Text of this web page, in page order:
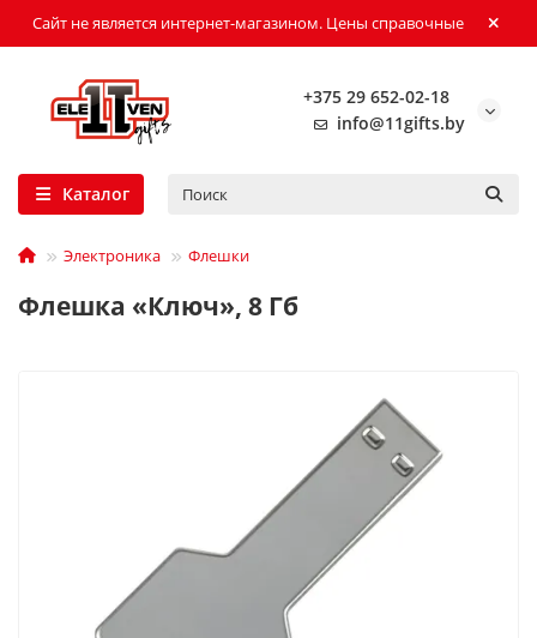
Сайт не является интернет-магазином. Цены справочные
+375 29 652-02-18
info@11gifts.by
Каталог
Электроника Флешки
Флешка «Ключ», 8 Гб